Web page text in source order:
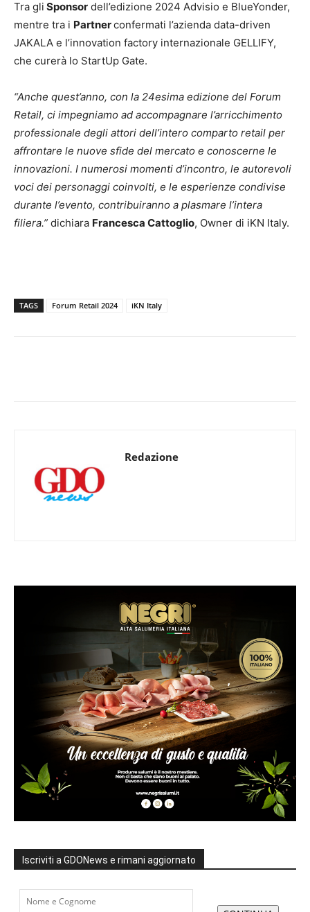
Tra gli Sponsor dell’edizione 2024 Advisio e BlueYonder,
mentre tra i Partnerconfermati l’azienda data-driven
JAKALA e l’innovation factory internazionale GELLIFY,
che curerà lo StartUp Gate.
“Anche quest’anno, con la 24esima edizione del Forum
Retail, ci impegniamo ad accompagnare l’arricchimento
professionale degli attori dell’intero comparto retail per
affrontare le nuove sfide del mercato e conoscerne le
innovazioni. I numerosi momenti d’incontro, le autorevoli
voci dei personaggi coinvolti, e le esperienze condivise
durante l’evento, contribuiranno a plasmare l’intera
filiera.” dichiara Francesca Cattoglio, Owner di iKN Italy.
TAGS Forum Retail 2024 iKN Italy
Redazione
Iscriviti a GDONews e rimani aggiornato